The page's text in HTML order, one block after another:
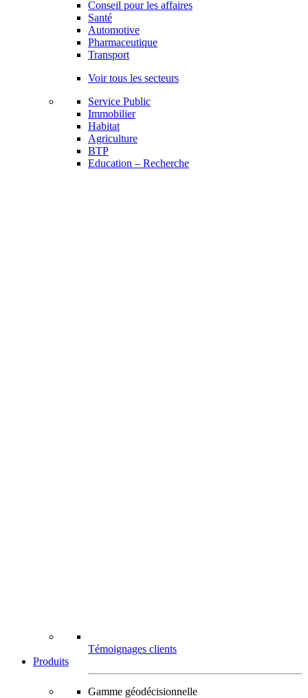
Conseil pour les affaires
Santé
Automotive
Pharmaceutique
Transport
Voir tous les secteurs
Service Public
Immobilier
Habitat
Agriculture
BTP
Education – Recherche
Témoignages clients
Produits
Gamme géodécisionnelle